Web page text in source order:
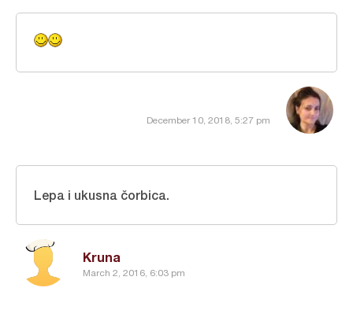
December 10, 2018, 5:27 pm
Kruna
March 2, 2016, 6:03 pm
Lepa i ukusna čorbica.